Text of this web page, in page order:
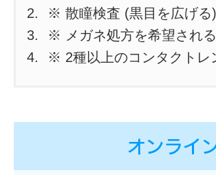
※ 散瞳検査 (黒目を広げる
※ メガネ処方を希望され
※ 2種以上のコンタクトレ